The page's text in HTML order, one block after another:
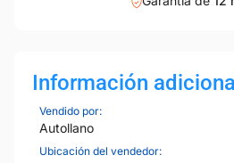
Información
Vendido por:
Autollano
Ubicación del vendedor: